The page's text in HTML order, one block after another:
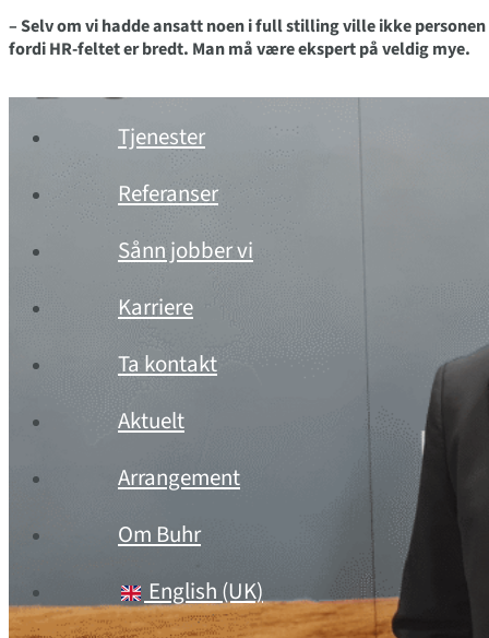
Tjenester
Referanser
Sånn jobber vi
Karriere
Ta kontakt
Aktuelt
Arrangement
Om Buhr
English (UK)
– Selv om vi hadde ansatt noen i full stilling ville ikke
fordi HR-feltet er bredt. Man må være ekspert på veldig mye.